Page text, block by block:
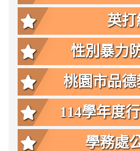
英打
性別暴力
桃園市品德
114學年度
學務處